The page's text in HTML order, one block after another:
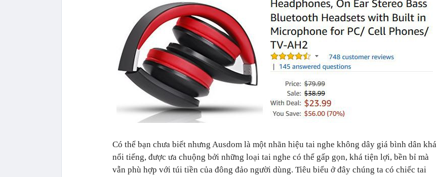
Có thể bạn chưa biết nhưng Ausdom là một nhãn hiệu tai nghe không dây giá bình dân khá
nổi tiếng, được ưa chuộng bởi những loại tai nghe có thể gấp gọn, khá tiện lợi, bền bỉ mà
vẫn phù hợp với túi tiền của đông đảo người dùng. Tiêu biểu ở đây chúng ta có chiếc tai